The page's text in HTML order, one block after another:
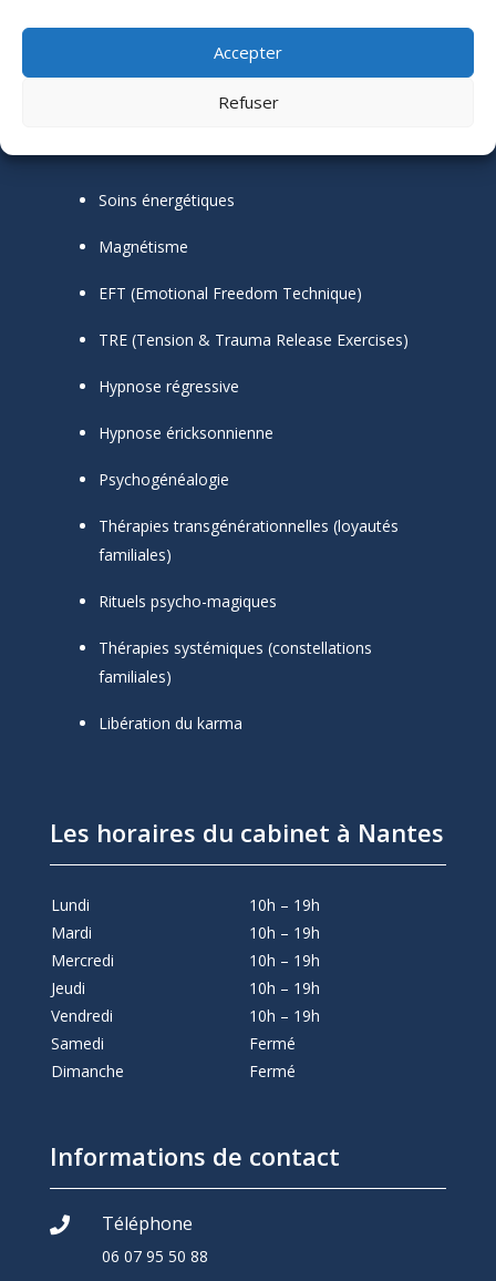
Accepter
Refuser
Mentions Légales
Soins énergétiques
Magnétisme
EFT (Emotional Freedom Technique)
TRE (Tension & Trauma Release Exercises)
Hypnose régressive
Hypnose éricksonnienne
Psychogénéalogie
Thérapies transgénérationnelles (loyautés
familiales)
Rituels psycho-magiques
Thérapies systémiques (constellations
familiales)
Libération du karma
Les horaires du cabinet à Nantes
Lundi
10h – 19h
Mardi
10h – 19h
Mercredi
10h – 19h
Jeudi
10h – 19h
Vendredi
10h – 19h
Samedi
Fermé
Dimanche
Fermé
Informations de contact
 Téléphone
06 07 95 50 88